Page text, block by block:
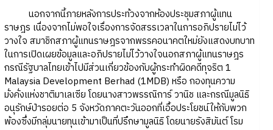
นอกจากนี้ภายหลังการประท้วงจากห้องประชุมสภาผู้แทน
ราษฎร เนื่องจากไม่พอใจเรื่องการจัดสรรเวลาในการอภิปรายไม่ไว้
วางใจ สมาชิกสภาผู้แทนราษฎรจากพรรคอนาคตใหม่ยังแสดงบทบาท
ในการเปิดเผยข้อมูลและอภิปรายไม่ไว้วางใจนอกสภาผู้แทนราษฎร
กรณีรัฐบาลไทยเข้าไปมีส่วนเกี่ยวข้องกับผู้กระทำผิดคดีทุจริต 1
Malaysia Development Berhad (1MDB) หรือ กองทุนความ
มั่งคั่งแห่งชาติมาเลเซีย โดยนางสาวพรรณิการ์ วานิช และกรณีมูลนิธิ
อนุรักษ์ป่ารอยต่อ 5 จังหวัดภาคตะวันออกที่เอื้อประโยชน์ให้กับพวก
พ้องซึ่งมีกลุ่มนายทุนเข้ามาเป็นที่ปรึกษามูลนิธิ โดยนายรังสิมันต์ โรม